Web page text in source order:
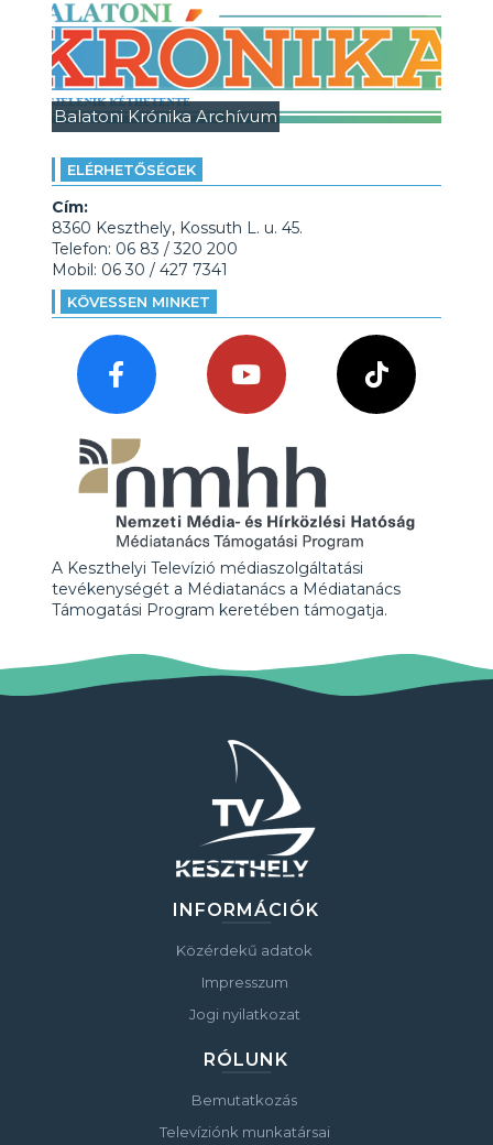
Balatoni Krónika Archívum
ELÉRHETŐSÉGEK
Cím:
8360 Keszthely, Kossuth L. u. 45.
Telefon: 06 83 / 320 200
Mobil: 06 30 / 427 7341
KÖVESSEN MINKET
A Keszthelyi Televízió médiaszolgáltatási
tevékenységét a Médiatanács a Médiatanács
Támogatási Program keretében támogatja.
INFORMÁCIÓK
Közérdekű adatok
Impresszum
Jogi nyilatkozat
RÓLUNK
Bemutatkozás
Televíziónk munkatársai